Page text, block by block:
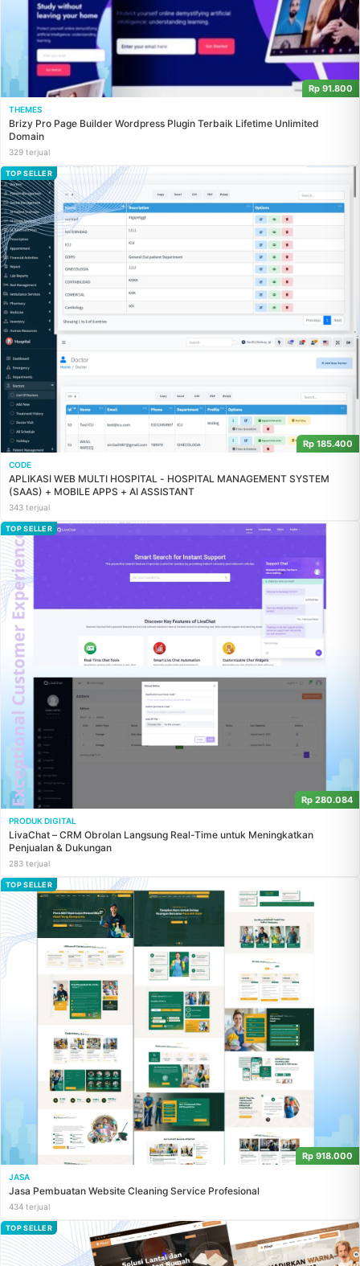
Rp 91.800
THEMES
Brizy Pro Page Builder Wordpress Plugin Terbaik Lifetime Unlimited
Domain
329 terjual
TOP SELLER
Rp 185.400
CODE
APLIKASI WEB MULTI HOSPITAL - HOSPITAL MANAGEMENT SYSTEM
(SAAS) + MOBILE APPS + AI ASSISTANT
343 terjual
TOP SELLER
Rp 280.084
PRODUK DIGITAL
LivaChat – CRM Obrolan Langsung Real-Time untuk Meningkatkan
Penjualan & Dukungan
283 terjual
TOP SELLER
Rp 918.000
JASA
Jasa Pembuatan Website Cleaning Service Profesional
434 terjual
TOP SELLER